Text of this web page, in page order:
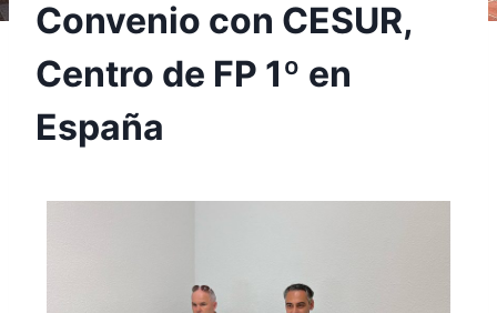
Convenio con CESUR,
Centro de FP 1º en
España